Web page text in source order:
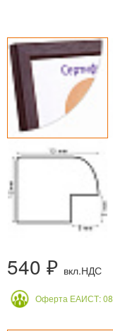
540 ₽ вкл.НДС
Оферта ЕАИСТ: